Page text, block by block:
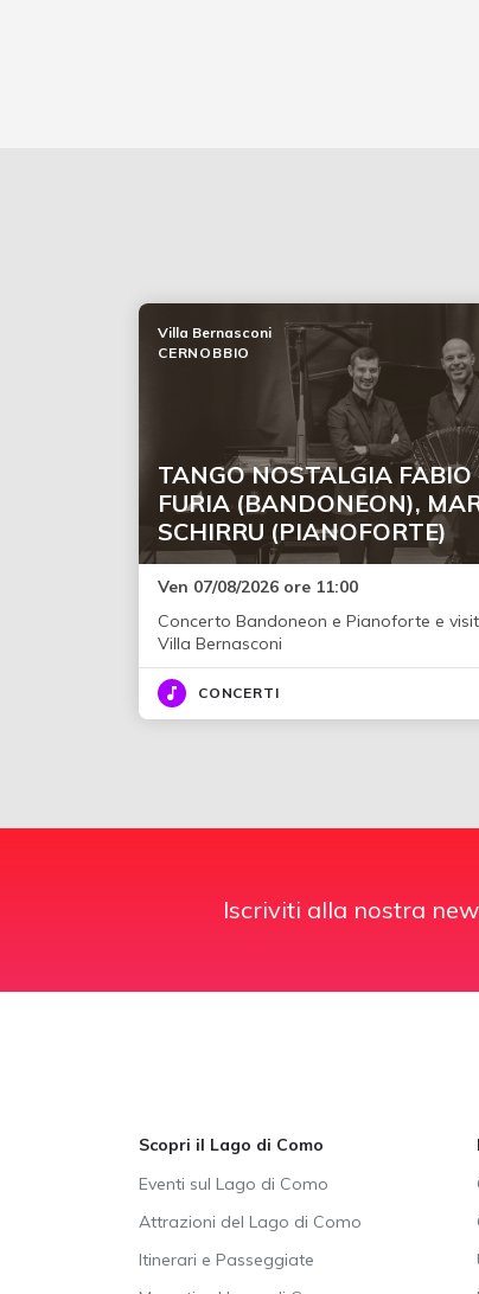
TANGO NOSTALGIA FABIO
FURIA (BANDONEON),
SCHIRRU (PIANOFORTE)
Villa Bernasconi
CERNOBBIO
Ven 07/08/2026 ore 11:00
Concerto Bandoneon e Pianoforte e
Villa Bernasconi
CONCERTI
Iscriviti alla nostra
Scopri il Lago di Como
Eventi sul Lago di Como
Attrazioni del Lago di Como
Itinerari e Passeggiate